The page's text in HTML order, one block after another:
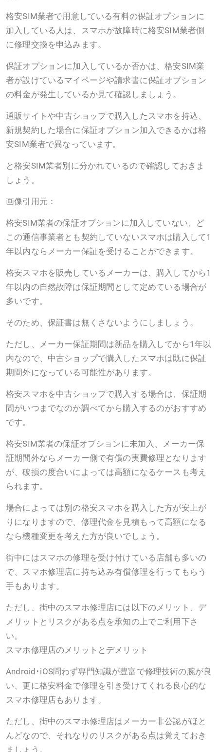
格安SIM業者で用意している有料の保証オプションに
加入している人は、スマホが故障時に格安SIM業者側
に修理交換を申込みます。
保証オプションに加入しているか否かは、格安SIM業
者が設けているマイページや請求書に保証オプション
の料金が発生しているか見て確認しましょう。
通販サイトや中古ショップで購入したスマホを持込、
新規契約した場合に保証オプション加入できるかは格
安SIM業者で異なっています。
と格安SIM業者別に分かれているので確認しておきま
しょう。
画像引用元：
格安SIM業者の保証オプションに加入していない、ど
この通信事業者とも契約していないスマホは購入して1
年以内ならメーカー保証を受けることができます。
格安スマホを販売しているメーカーは、購入してから1
年以内の自然故障は保証期間として定めている場合が
多いです。
そのため、保証書は無くさないようにしましょう。
ただし、メーカー保証期間は新品を購入してから1年以
内なので、中古ショップで購入したスマホは既に保証
期間外になっている可能性があります。
格安スマホを中古ショップで購入する場合は、保証期
間がいつまでなのか調べてから購入するのがおすすめ
です。
格安SIM業者の保証オプションに未加入、メーカー保
証期間外ならメーカー側で有償の実費修理となります
が、破損の度合いによっては高額になるケースも考え
られます。
場合によっては別の格安スマホを購入した方が安上が
りになりますので、修理代金を見積もって高額になる
なら機種変更を考えた方が良いでしょう。
街中にはスマホの修理を受け付けている店舗も多いの
で、スマホ修理店に持ち込み有償修理を行ってもらう
手もあります。
ただし、街中のスマホ修理店には以下のメリット、デ
メリットとリスクがある点を承知の上でご利用下さ
い。
スマホ修理店のメリットとデメリット
Android･iOS問わず専門知識が豊富で修理技術の腕が良
い、更に格安料金で修理を引き受けてくれる良心的な
スマホ修理店もあります。
ただし、街中のスマホ修理店はメーカー非公認がほと
んどなので、それなりのリスクがある点は覚えておき
ましょう。